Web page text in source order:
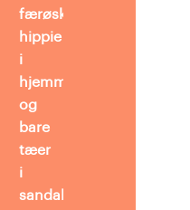
færøsk øko-
hippie
i
hjemmestrik
og
bare
tæer
i
sandalerne